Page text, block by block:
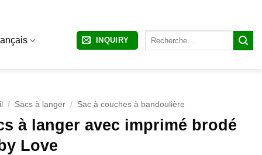
INQUIRY
/ Sacs à langer / Sac à couches à bandoulière
à langer avec imprimé brodé
Love